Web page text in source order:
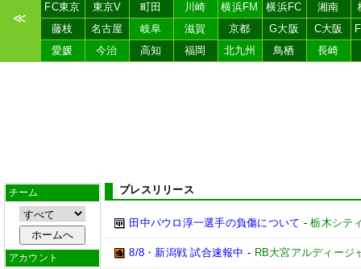
≪
FC東京
東京V 町田 川崎 横浜FM 横浜FC 湘南
藤枝
名古屋 岐阜 滋賀 京都 G大阪 C大阪
愛媛
今治 高知 福岡 北九州 鳥栖 長崎
チーム
アカウント
プレスリリース
田中パウロ淳一選手の負傷について -栃木シテ
8/8・新潟戦 試合速報中 - RB大宮アルディージ